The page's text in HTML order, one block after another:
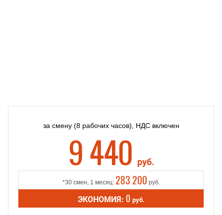
9 440руб.
за смену (8 рабочих часов), НДС включен
*30 смен, 1 месяц: 283 200 руб.
ЭКОНОМИЯ: 0 руб.